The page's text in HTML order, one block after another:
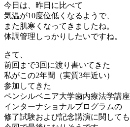
今日は、昨日に比べて
気温が10度位低くなるようで、
また肌寒くなってきましたね。
体調管理しっかりしたいですね。
さて、
前回まで3回に渡り書いてきた
私がこの2年間（実質3年近い）
参加してきた
ペンシルベニア大学歯内療法学講座
インターナショナルプログラムの
修了試験および記念講演に関しても